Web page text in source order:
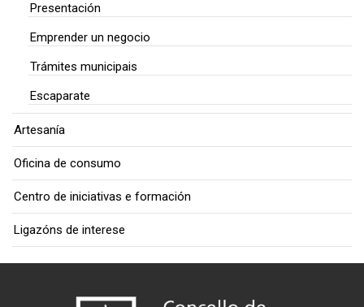
Presentación
Emprender un negocio
Trámites municipais
Escaparate
Artesanía
Oficina de consumo
Centro de iniciativas e formación
Ligazóns de interese